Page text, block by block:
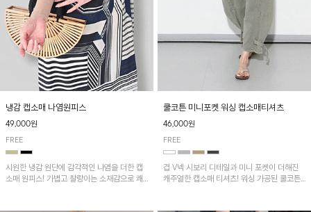
냉감 캡소매 나염원피스
49,000원
FREE
시원한 냉감 원단에 감각적인 나염을 더한 캡
소매 원피스! 가볍고 찰랑이는 소재감으로 쾌
쿨코튼 미니포켓 워싱 캡소매티셔츠
46,000원
FREE
겹 V넥 시보리 디테일과 미니 포켓이 더해진
캐주얼한 캡소매 티셔츠! 워싱 가공된 쿨코튼